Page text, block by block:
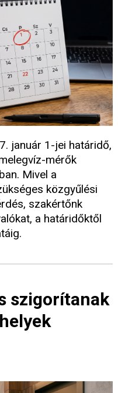
január 1-jei határidő,
mérők
Mivel a
közgyűlési
szakértőnk
a határidőktől
szigorítanak